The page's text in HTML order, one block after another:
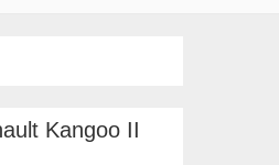
Kangoo II